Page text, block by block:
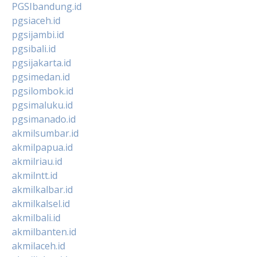
PGSIbandung.id
pgsiaceh.id
pgsijambi.id
pgsibali.id
pgsijakarta.id
pgsimedan.id
pgsilombok.id
pgsimaluku.id
pgsimanado.id
akmilsumbar.id
akmilpapua.id
akmilriau.id
akmilntt.id
akmilkalbar.id
akmilkalsel.id
akmilbali.id
akmilbanten.id
akmilaceh.id